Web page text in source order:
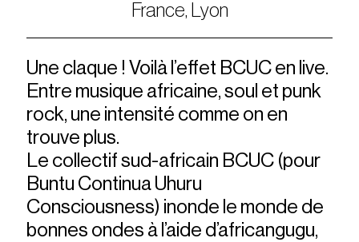
France, Lyon
Une claque ! Voilà l’effet BCUC en live.
Entre musique africaine, soul et punk
rock, une intensité comme on en
trouve plus.
Le collectif sud-africain BCUC (pour
Buntu Continua Uhuru
Consciousness) inonde le monde de
bonnes ondes à l’aide d’africangugu,